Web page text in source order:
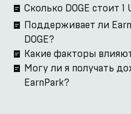
Сколько DOGE стоит 1
Поддерживает ли
DOGE?
Какие факторы влияют
Могу ли я получать
EarnPark?